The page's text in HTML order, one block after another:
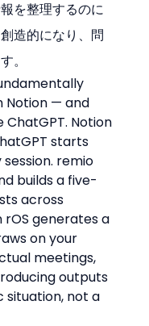
を整理するのに
造的になり、問
。
— and
Notion
starts
remio
builds a five-
across
rOS generates a
on your
meetings,
outputs
not a